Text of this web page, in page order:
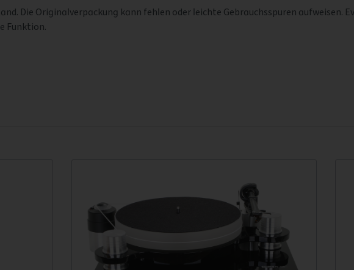
Die Originalverpackung kann fehlen oder leichte Gebrauchsspuren aufweisen.
Funktion.